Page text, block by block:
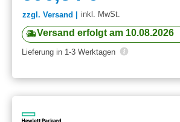
zzgl. Versand | inkl. MwSt.
Versand erfolgt am 10.08.2026
Lieferung in 1-3 Werktagen